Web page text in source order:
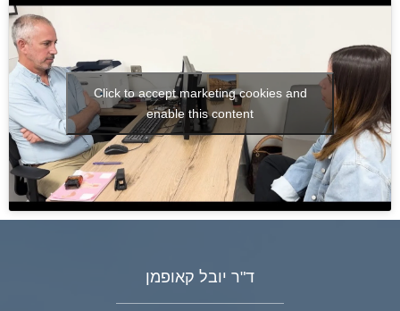
Click to accept marketing cookies and
enable this content
ד"ר יובל קאופמן